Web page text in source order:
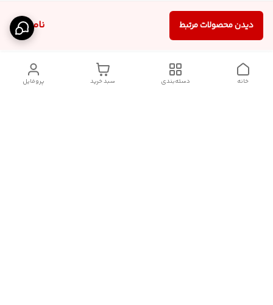
ناموجود دیدن محصولات مرتبط
پروفایل سبد خرید دسته‌بندی خانه